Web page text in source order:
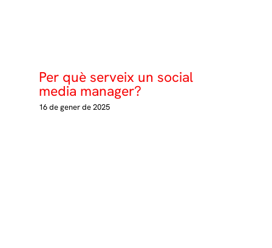
Per què serveix un social
media manager?
16 de gener de 2025